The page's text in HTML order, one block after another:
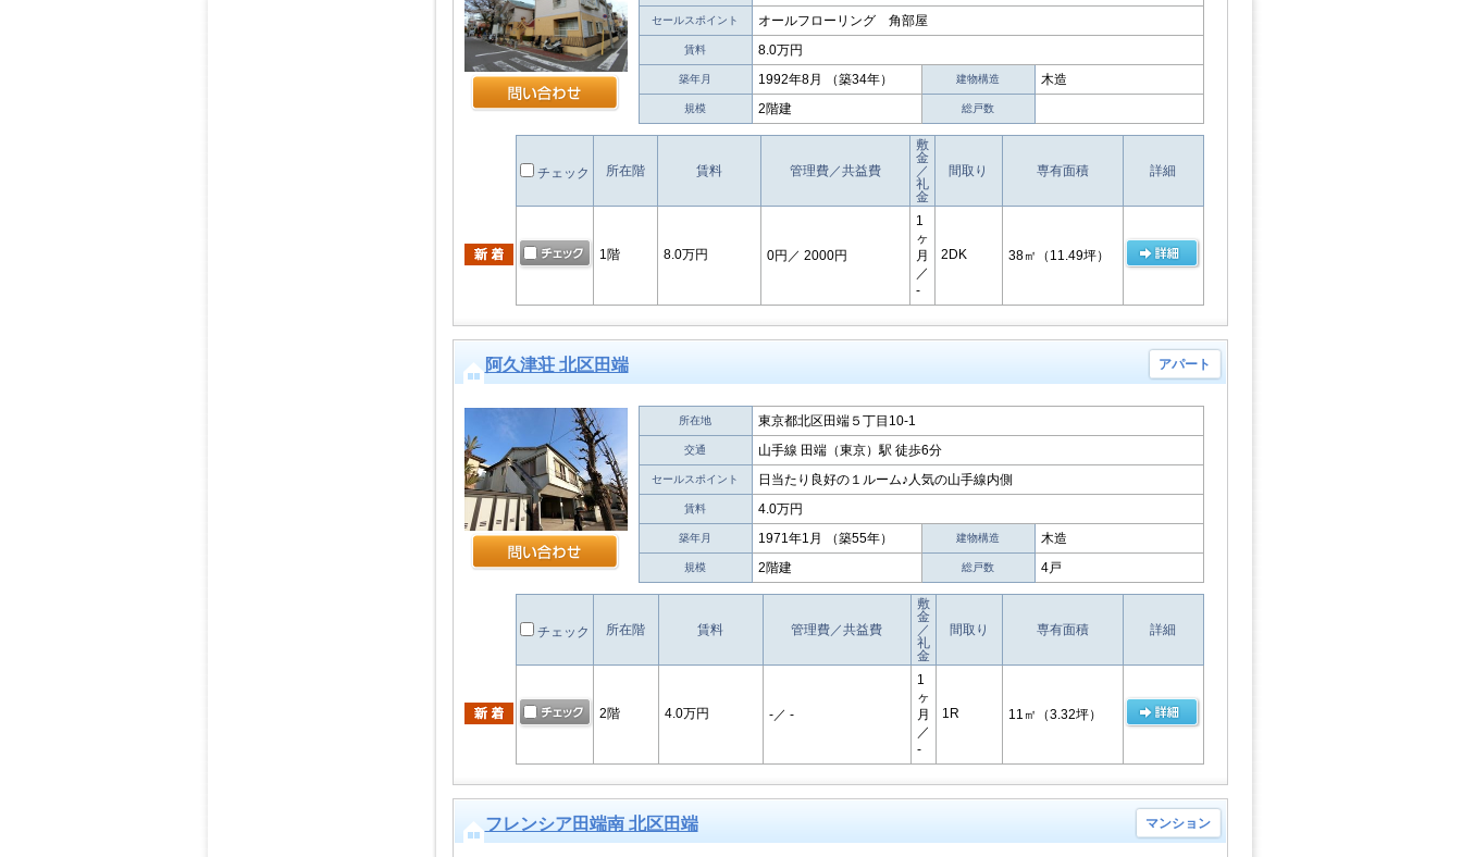
セールスポイント オールフローリング 角部屋
賃料 8.0万円
築年月 1992年8月 （築34年） 建物構造 木造
規模 2階建 総戸数
チェック 所在階 賃料 管理費／共益費
敷
金
／
礼
金
間取り 専有面積 詳細
1階 8.0万円 0円 ／ 2000円
1
ヶ
月
／
-
2DK 38㎡ （11.49坪）
阿久津荘 北区田端 アパート
所在地 東京都北区田端５丁目10-1
交通 山手線 田端（東京）駅 徒歩6分
セールスポイント 日当たり良好の１ルーム♪人気の山手線内側
賃料 4.0万円
築年月 1971年1月 （築55年） 建物構造 木造
規模 2階建 総戸数 4戸
チェック 所在階 賃料 管理費／共益費
敷
金
／
礼
金
間取り 専有面積 詳細
2階 4.0万円 -／ -
1
ヶ
月
／
-
1R 11㎡ （3.32坪）
フレンシア田端南 北区田端 マンション